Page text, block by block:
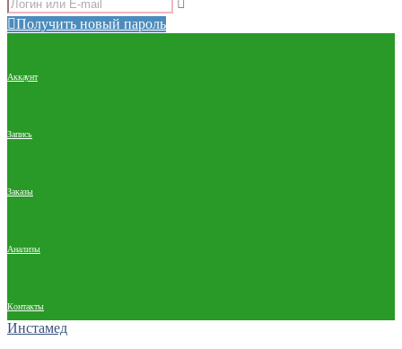
Получить новый пароль
Аккаунт
Запись
Заказы
Анализы
Контакты
Инстамед